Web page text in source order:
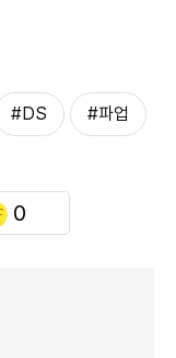
#DS #파업
0